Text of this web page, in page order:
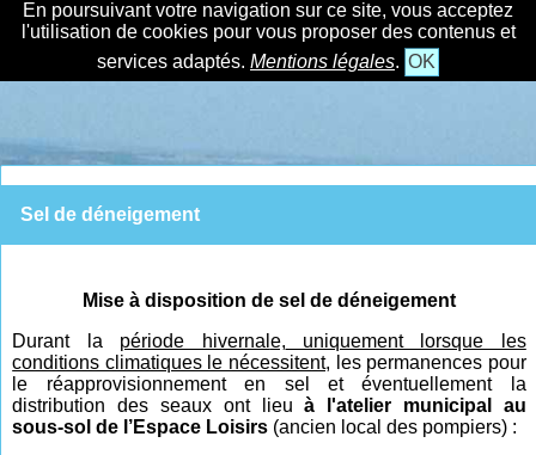
En poursuivant votre navigation sur ce site, vous acceptez
l'utilisation de cookies pour vous proposer des contenus et
services adaptés. Mentions légales. OK
Sel de déneigement
Mise à disposition de sel de déneigement
Durant la période hivernal e, uniquement lorsque les
conditions climatiques le nécessitent, les permanences pour
le réapprovisionnement en sel et éventuellement la
distribution des seaux ont lieuà l'atelier municipal au
sous-sol de l’Espace Loisirs (ancien local des pompiers) :